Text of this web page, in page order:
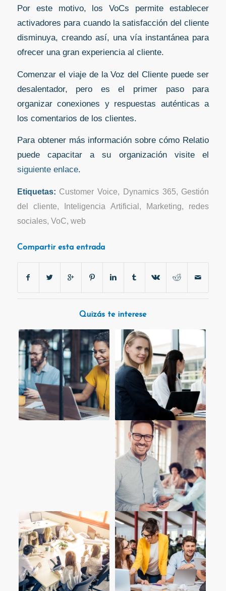
Por este motivo, los VoCs permite establecer
activadores para cuando la satisfacción del cliente
disminuya, creando así, una vía instantánea para
ofrecer una gran experiencia al cliente.
Comenzar el viaje de la Voz del Cliente puede ser
desalentador, pero es el primer paso para
organizar conexiones y respuestas auténticas a
los comentarios de los clientes.
Para obtener más información sobre cómo Relatio
puede capacitar a su organización visite el
siguiente enlace.
Etiquetas: Customer Voice, Dynamics 365, Gestión
del cliente, Inteligencia Artificial , Marketing, redes
sociales, VoC, web
Compartir esta entrada
Quizás te interese